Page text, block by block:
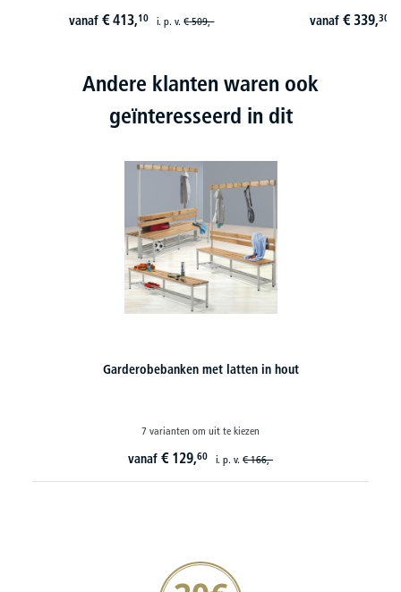
vanaf€ 413,10 i. p. v.€ 509,- vanaf€ 339,30
Andere klanten waren ook
geïnteresseerd in dit
Zit- en garderobebank met kunststoflijsten
7 varianten om uit te kiezen
vanaf€ 129,60 i. p. v.€ 166,-
20€ korting verzekeren